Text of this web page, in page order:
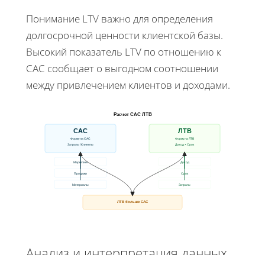
Понимание LTV важно для определения
долгосрочной ценности клиентской базы.
Высокий показатель LTV по отношению к
CAC сообщает о выгодном соотношении
между привлечением клиентов и доходами.
Расчет САС ЛТВ
САС
Формула САС
Маркетинг
Продажи
Материалы
ЛТВ
Формула ЛТВ
Доход
Срок
Затраты
ЛТВ больше САС
Затраты / Клиенты Доход × Срок